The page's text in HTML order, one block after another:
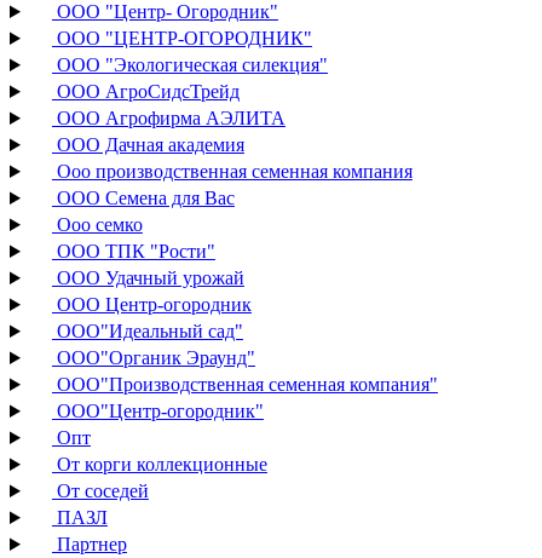
ООО "Центр- Огородник"
ООО "ЦЕНТР-ОГОРОДНИК"
ООО "Экологическая силекция"
ООО АгроСидсТрейд
ООО Агрофирма АЭЛИТА
ООО Дачная академия
Ооо производственная семенная компания
ООО Семена для Вас
Ооо семко
ООО ТПК "Рости"
ООО Удачный урожай
ООО Центр-огородник
ООО"Идеальный сад"
ООО"Органик Эраунд"
ООО"Производственная семенная компания"
ООО"Центр-огородник"
Опт
От корги коллекционные
От соседей
ПАЗЛ
Партнер